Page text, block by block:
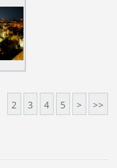
2 3 4 5 > >>